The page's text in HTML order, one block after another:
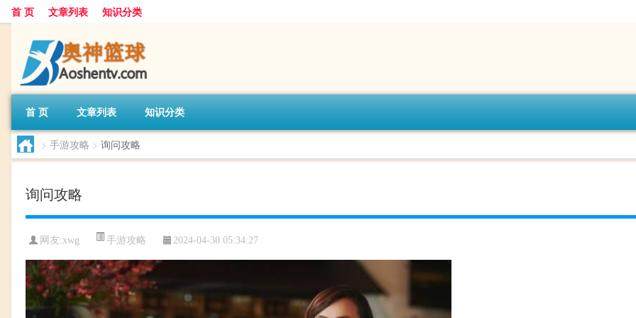
首 页 文章列表 知识分类
首 页 文章列表 知识分类
> 手游攻略 > 询问攻略
询问攻略
网友:xwg 手游攻略 2024-04-30 05:34:27